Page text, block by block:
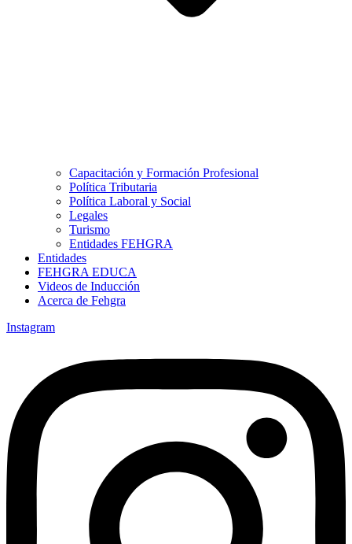
Capacitación y Formación Profesional
Política Tributaria
Política Laboral y Social
Legales
Turismo
Entidades FEHGRA
Entidades
FEHGRA EDUCA
Videos de Inducción
Acerca de Fehgra
Instagram